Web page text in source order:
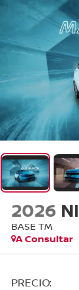
2026
BASE TM
A Consultar
PRECIO: